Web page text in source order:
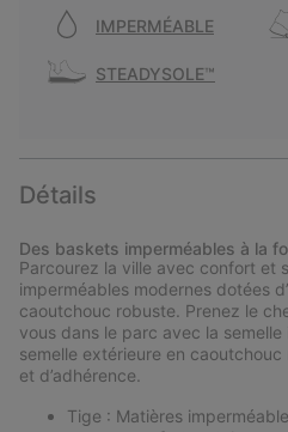
IMPERMÉABLE
STEADYSOLE™
Détails
Des baskets imperméables à la
Parcourez la ville avec confort et
imperméables modernes dotées
caoutchouc robuste. Prenez le
vous dans le parc avec la
semelle extérieure en
et d’adhérence.
Tige : Matières